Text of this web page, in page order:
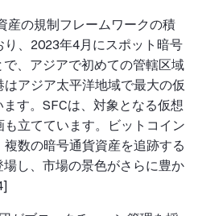
産の規制フレームワークの積
、2023年4月にスポット暗号
、アジアで初めての管轄区域
アジア太平洋地域で最大の仮
す。SFCは、対象となる仮想
立てています。ビットコイン
数の暗号通貨資産を追跡する
し、市場の景色がさらに豊か